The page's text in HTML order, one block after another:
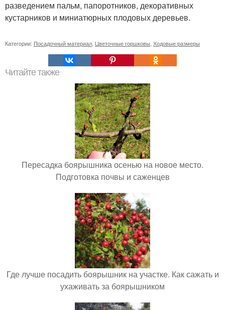
разведением пальм, папоротников, декоративных
кустарников и миниатюрных плодовых деревьев.
Категории: Посадочный материал Цветочные горшковы Ходовые размеры
Читайте также
Пересадка боярышника осенью на новое место.
Подготовка почвы и саженцев
Где лучше посадить боярышник на участке. Как сажать и
ухаживать за боярышником